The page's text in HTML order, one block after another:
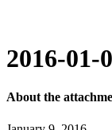
2016-01-
About the